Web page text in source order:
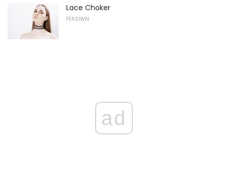
Lace Choker
FFASIWN
ad